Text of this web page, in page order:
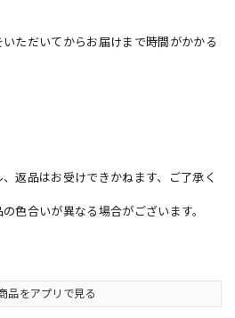
ただいてからお届けまで時間がかかる
返品はお受けできかねます、ご了承く
色合いが異なる場合がございます。
品をアプリで見る